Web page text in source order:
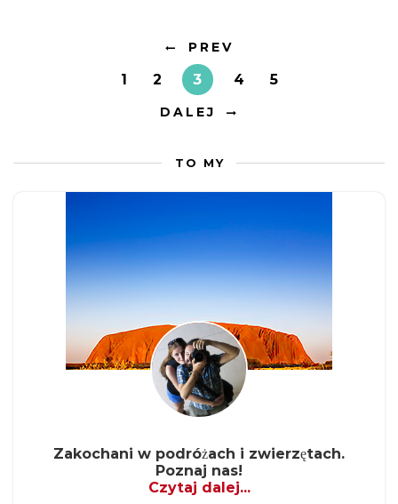
PREV
1 2 3 4 5
DALEJ
TO MY
Zakochani w podróżach i zwierzętach.
Poznaj nas!
Czytaj dalej...